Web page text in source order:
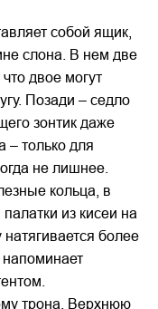
собой ящик,
слона. В нем две
двое могут
Позади – седло
зонтик даже
– только для
не лишнее.
кольца, в
из кисеи на
более
трона. Верхнюю